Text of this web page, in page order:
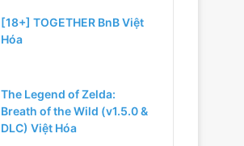
[18+] TOGETHER BnB Việt
Hóa
The Legend of Zelda:
Breath of the Wild (v1.5.0 &
DLC) Việt Hóa